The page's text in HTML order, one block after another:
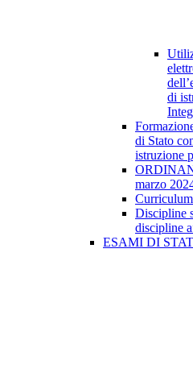
di
di Stato
istruzione
marzo
Discipline
discipline
ESAMI DI